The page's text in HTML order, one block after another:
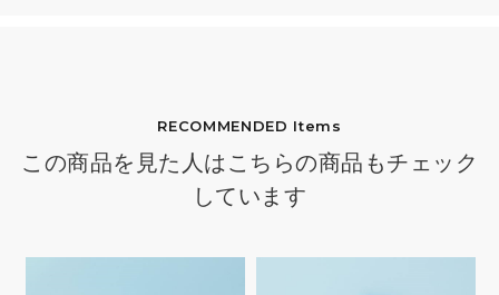
RECOMMENDED Items
この商品を見た人はこちらの商品もチェック
しています